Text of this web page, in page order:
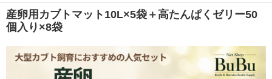
産卵用カブトマット10L×5袋＋高たんぱくゼリー50
個入り×8袋